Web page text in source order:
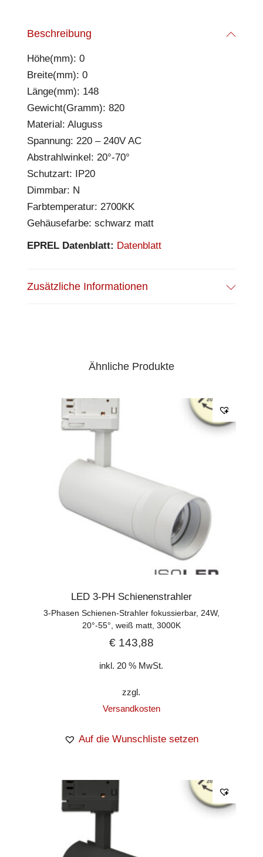
Beschreibung
Höhe(mm): 0
Breite(mm): 0
Länge(mm): 148
Gewicht(Gramm): 820
Material: Aluguss
Spannung: 220 – 240V AC
Abstrahlwinkel: 20°-70°
Schutzart: IP20
Dimmbar: N
Farbtemperatur: 2700KK
Gehäusefarbe: schwarz matt
EPREL Datenblatt: Datenblatt
Zusätzliche Informationen
Ähnliche Produkte
LED 3-PH Schienenstrahler
3-Phasen Schienen-Strahler fokussierbar, 24W,
20°-55°, weiß matt, 3000K
€143,88
inkl. 20 % MwSt.
zzgl.
Versandkosten
Auf die Wunschliste setzen